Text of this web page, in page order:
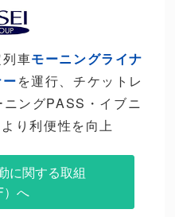
車モーニングライナ
を運行、チケットレ
ングPASS・イブニ
り利便性を向上
に関する取組
）へ